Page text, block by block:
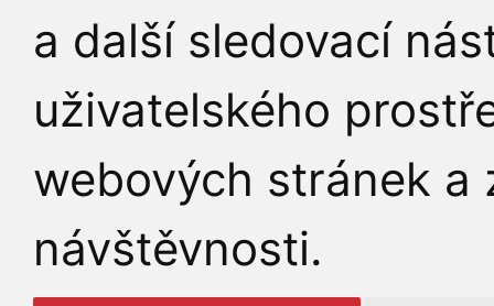
a další sledovací
uživatelského
webových stránek a
návštěvnosti.